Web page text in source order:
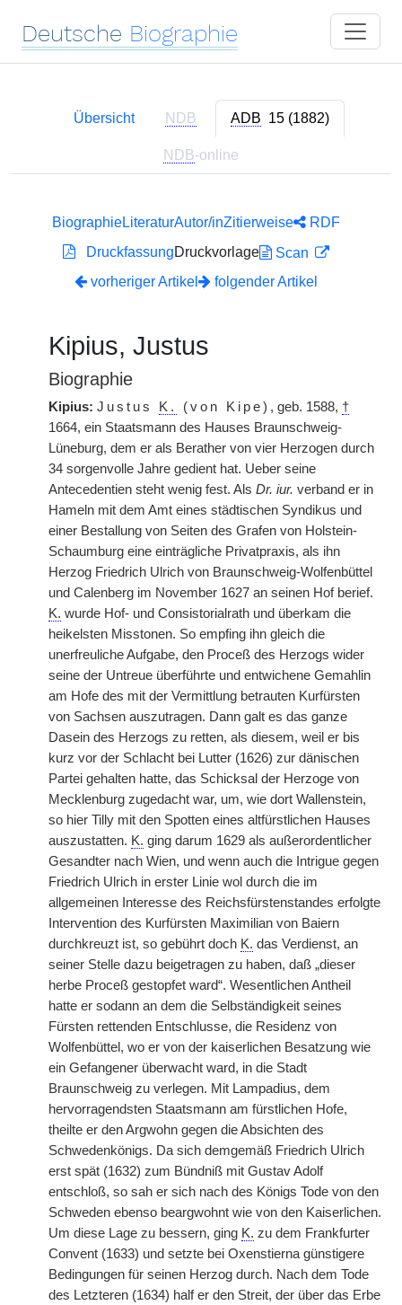
Deutsche Biographie
Übersicht NDB ADB 15 (1882)
NDB-online
BiographieLiteraturAutor/inZitierweise
RDF
DruckfassungDruckvorlage
Scan
vorheriger Artikel
folgender Artikel
Kipius, Justus
Biographie
Kipius: Justus K. (von Kipe) , geb. 1588, †
1664, ein Staatsmann des Hauses Braunschweig-
Lüneburg, dem er als Berather von vier Herzogen durch
34 sorgenvolle Jahre gedient hat. Ueber seine
Antecedentien steht wenig fest. Als Dr. iur. verband er in
Hameln mit dem Amt eines städtischen Syndikus und
einer Bestallung von Seiten des Grafen von Holstein-
Schaumburg eine einträgliche Privatpraxis, als ihn
Herzog Friedrich Ulrich von Braunschweig-Wolfenbüttel
und Calenberg im November 1627 an seinen Hof berief.
K. wurde Hof- und Consistorialrath und überkam die
heikelsten Misstonen. So empfing ihn gleich die
unerfreuliche Aufgabe, den Proceß des Herzogs wider
seine der Untreue überführte und entwichene Gemahlin
am Hofe des mit der Vermittlung betrauten Kurfürsten
von Sachsen auszutragen. Dann galt es das ganze
Dasein des Herzogs zu retten, als diesem, weil er bis
kurz vor der Schlacht bei Lutter (1626) zur dänischen
Partei gehalten hatte, das Schicksal der Herzoge von
Mecklenburg zugedacht war, um, wie dort Wallenstein,
so hier Tilly mit den Spotten eines altfürstlichen Hauses
auszustatten. K. ging darum 1629 als außerordentlicher
Gesandter nach Wien, und wenn auch die Intrigue gegen
Friedrich Ulrich in erster Linie wol durch die im
allgemeinen Interesse des Reichsfürstenstandes erfolgte
Intervention des Kurfürsten Maximilian von Baiern
durchkreuzt ist, so gebührt doch K. das Verdienst, an
seiner Stelle dazu beigetragen zu haben, daß „dieser
herbe Proceß gestopfet ward“. Wesentlichen Antheil
hatte er sodann an dem die Selbständigkeit seines
Fürsten rettenden Entschlusse, die Residenz von
Wolfenbüttel, wo er von der kaiserlichen Besatzung wie
ein Gefangener überwacht ward, in die Stadt
Braunschweig zu verlegen. Mit Lampadius, dem
hervorragendsten Staatsmann am fürstlichen Hofe,
theilte er den Argwohn gegen die Absichten des
Schwedenkönigs. Da sich demgemäß Friedrich Ulrich
erst spät (1632) zum Bündniß mit Gustav Adolf
entschloß, so sah er sich nach des Königs Tode von den
Schweden ebenso beargwohnt wie von den Kaiserlichen.
Um diese Lage zu bessern, ging K. zu dem Frankfurter
Convent (1633) und setzte bei Oxenstierna günstigere
Bedingungen für seinen Herzog durch. Nach dem Tode
des Letzteren (1634) half er den Streit, der über das Erbe